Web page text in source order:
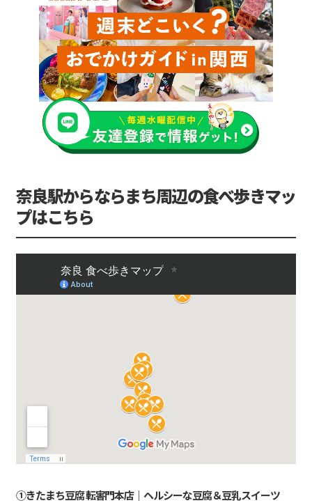
奈良駅からならまち周辺の食べ歩きマッ
プはこちら
①きたまち豆腐 転害門本店｜ヘルシーな豆腐＆豆乳スイーツ